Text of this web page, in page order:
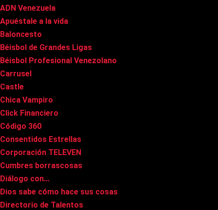
ADN Venezuela
Apuéstale a la vida
Baloncesto
Béisbol de Grandes Ligas
Béisbol Profesional Venezolano
Carrusel
Castle
Chica Vampiro
Click Financiero
Código 360
Consentidos Estrellas
Corporación TELEVEN
Cumbres borrascosas
Diálogo con…
Dios sabe cómo hace sus cosas
Directorio de Talentos